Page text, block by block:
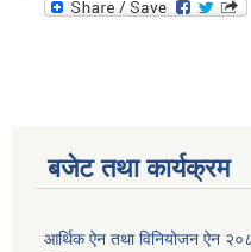
बजेट तथा कार्यक्रम
आर्थिक ऐन तथा विनियोजन ऐन